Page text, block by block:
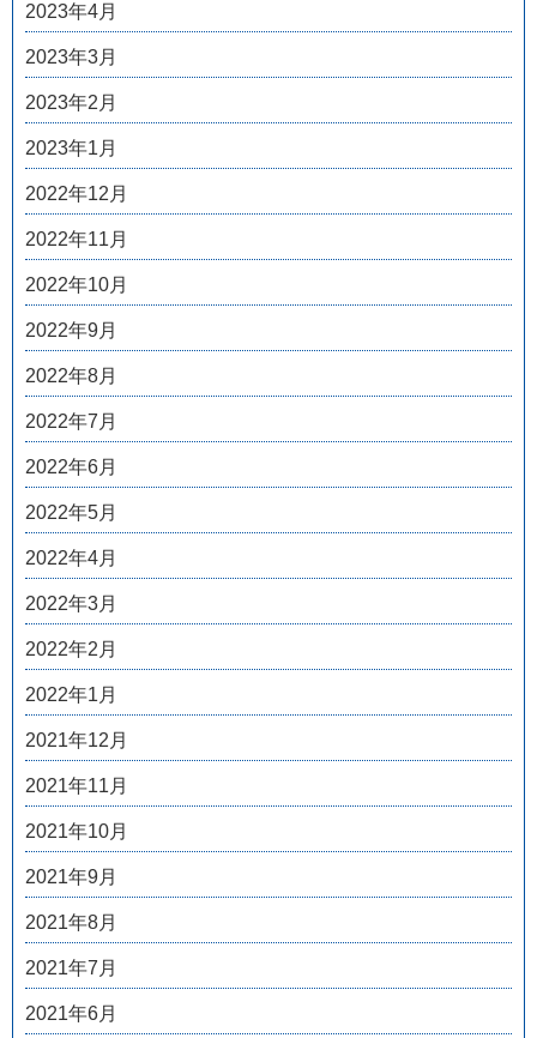
2023年4月
2023年3月
2023年2月
2023年1月
2022年12月
2022年11月
2022年10月
2022年9月
2022年8月
2022年7月
2022年6月
2022年5月
2022年4月
2022年3月
2022年2月
2022年1月
2021年12月
2021年11月
2021年10月
2021年9月
2021年8月
2021年7月
2021年6月